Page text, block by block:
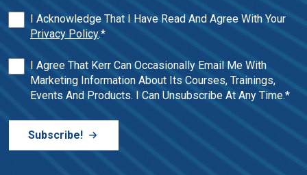
I Acknowledge That I Have Read And Agree With Your
Privacy Policy.*
I Agree That Kerr Can Occasionally Email Me With
Marketing Information About Its Courses, Trainings,
Events And Products. I Can Unsubscribe At Any Time.*